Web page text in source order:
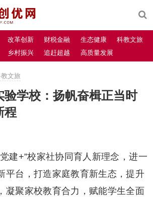
改革创新 财税金融 生态健康
科教文旅
乡村振兴 追赶超越 高质量发展
文旅
验学校：扬帆奋楫正当时
程
建+”校家社协同育人新理念，进一
平台，打造家庭教育新生态，提升
凝聚家校教育合力，赋能学生全面